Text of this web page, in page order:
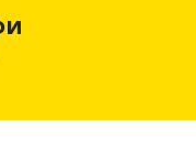
обл, город
г.о., Южно-
№